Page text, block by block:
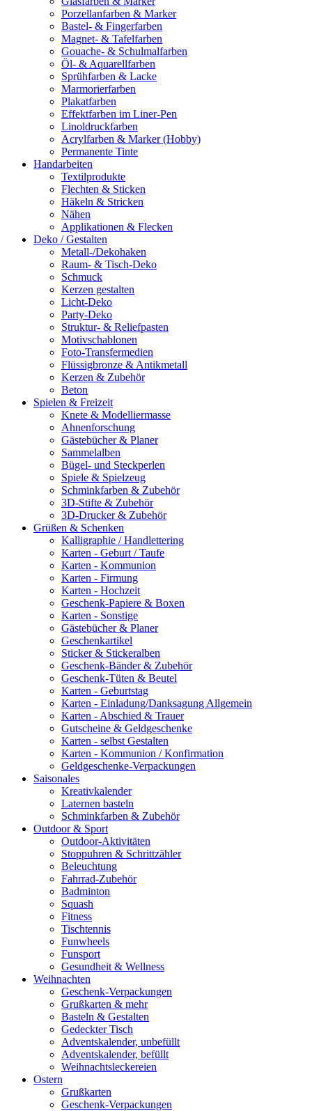
Porzellanfarben & Marker
Bastel- & Fingerfarben
Magnet- & Tafelfarben
Gouache- & Schulmalfarben
Öl- & Aquarellfarben
Sprühfarben & Lacke
Marmorierfarben
Plakatfarben
Effektfarben im Liner-Pen
Linoldruckfarben
Acrylfarben & Marker (Hobby)
Permanente Tinte
Handarbeiten
Textilprodukte
Flechten & Sticken
Häkeln & Stricken
Nähen
Applikationen & Flecken
Deko / Gestalten
Metall-/Dekohaken
Raum- & Tisch-Deko
Schmuck
Kerzen gestalten
Licht-Deko
Party-Deko
Struktur- & Reliefpasten
Motivschablonen
Foto-Transfermedien
Flüssigbronze & Antikmetall
Kerzen & Zubehör
Beton
Spielen & Freizeit
Knete & Modelliermasse
Ahnenforschung
Gästebücher & Planer
Sammelalben
Bügel- und Steckperlen
Spiele & Spielzeug
Schminkfarben & Zubehör
3D-Stifte & Zubehör
3D-Drucker & Zubehör
Grüßen & Schenken
Kalligraphie / Handlettering
Karten - Geburt / Taufe
Karten - Kommunion
Karten - Firmung
Karten - Hochzeit
Geschenk-Papiere & Boxen
Karten - Sonstige
Gästebücher & Planer
Geschenkartikel
Sticker & Stickeralben
Geschenk-Bänder & Zubehör
Geschenk-Tüten & Beutel
Karten - Geburtstag
Karten - Einladung/Danksagung Allgemein
Karten - Abschied & Trauer
Gutscheine & Geldgeschenke
Karten - selbst Gestalten
Karten - Kommunion / Konfirmation
Geldgeschenke-Verpackungen
Saisonales
Kreativkalender
Laternen basteln
Schminkfarben & Zubehör
Outdoor & Sport
Outdoor-Aktivitäten
Stoppuhren & Schrittzähler
Beleuchtung
Fahrrad-Zubehör
Badminton
Squash
Fitness
Tischtennis
Funwheels
Funsport
Gesundheit & Wellness
Weihnachten
Geschenk-Verpackungen
Grußkarten & mehr
Basteln & Gestalten
Gedeckter Tisch
Adventskalender, unbefüllt
Adventskalender, befüllt
Weihnachtsleckereien
Ostern
Grußkarten
Geschenk-Verpackungen